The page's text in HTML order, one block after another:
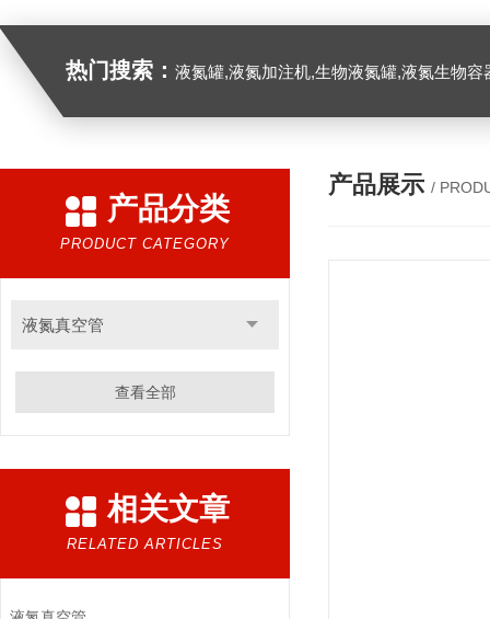
热门搜索： 液氮罐,液氮加注机,生物液氮罐,液氮生物容器,
产品分类
PRODUCT CATEGORY
液氮真空管
查看全部
相关文章
RELATED ARTICLES
产品展示 /